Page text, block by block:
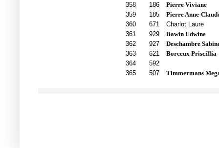
358
186
Pierre Viviane
359
185
Pierre Anne-
360
671
Charlot Laure
361
929
Bawin Edwine
362
927
Deschambre
363
621
Borceux Priscillia
364
592
365
507 Timmermans